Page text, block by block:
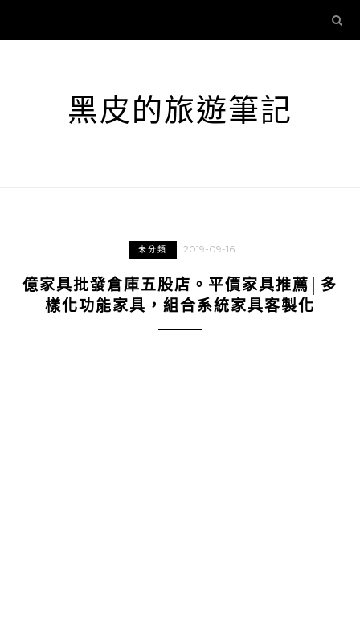
黑皮的旅遊筆記
未分類 2019-09-16
億家具批發倉庫五股店。平價家具推薦│多
樣化功能家具，組合系統家具客製化